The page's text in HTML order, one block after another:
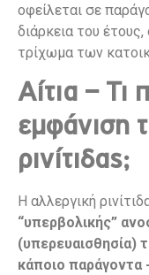
οφείλεται σε
διάρκεια του
τρίχωμα των
Αίτια – Τι
εμφάνιση
ρινίτιδας;
Η αλλεργική
“υπερβολικής”
(υπερευαισθησία)
κάποιο παράγοντα